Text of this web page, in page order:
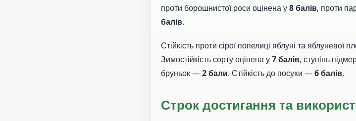
проти борошнистої роси оцінена у8 балів, проти
балів.
Стійкість проти сірої попелиці яблуні та яблуневої
Зимостійкість сорту оцінена у7 балів, ступінь
бруньок —2 бали. Стійкість до посухи —6 балів.
Строк достигання та